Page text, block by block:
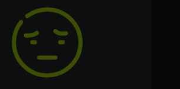
card
GTX 750